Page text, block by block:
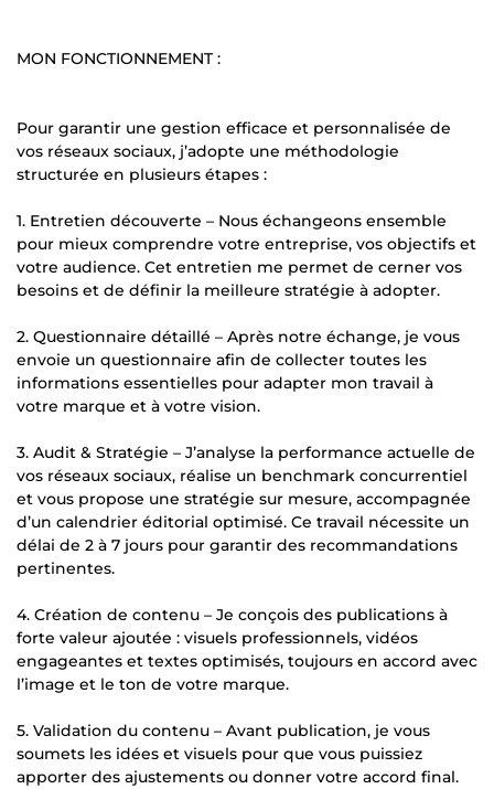
MON FONCTIONNEMENT :
Pour garantir une gestion efficace et personnalisée de
vos réseaux sociaux, j’adopte une méthodologie
structurée en plusieurs étapes :
1. Entretien découverte – Nous échangeons ensemble
pour mieux comprendre votre entreprise, vos objectifs et
votre audience. Cet entretien me permet de cerner vos
besoins et de définir la meilleure stratégie à adopter.
2. Questionnaire détaillé – Après notre échange, je vous
envoie un questionnaire afin de collecter toutes les
informations essentielles pour adapter mon travail à
votre marque et à votre vision.
3. Audit & Stratégie – J’analyse la performance actuelle de
vos réseaux sociaux, réalise un benchmark concurrentiel
et vous propose une stratégie sur mesure, accompagnée
d’un calendrier éditorial optimisé. Ce travail nécessite un
délai de 2 à 7 jours pour garantir des recommandations
pertinentes.
4. Création de contenu – Je conçois des publications à
forte valeur ajoutée : visuels professionnels, vidéos
engageantes et textes optimisés, toujours en accord avec
l’image et le ton de votre marque.
5. Validation du contenu – Avant publication, je vous
soumets les idées et visuels pour que vous puissiez
apporter des ajustements ou donner votre accord final.